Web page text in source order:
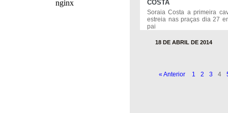
COSTA
Soraia Costa a primeira
estreia nas praças dia 27
pai
18 DE ABRIL DE 2014
« Anterior 1 2 3 4